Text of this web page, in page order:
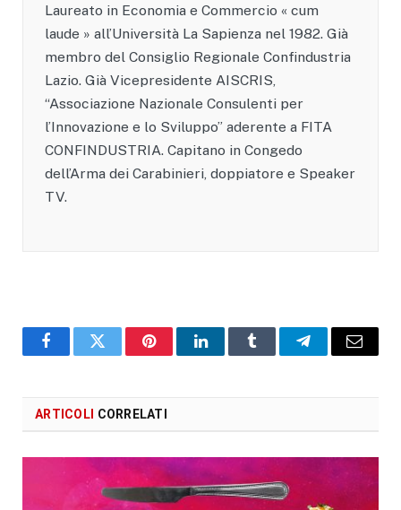
Laureato in Economia e Commercio « cum
laude » all’Università La Sapienza nel 1982. Già
membro del Consiglio Regionale Confindustria
Lazio. Già Vicepresidente AISCRIS,
“Associazione Nazionale Consulenti per
l’Innovazione e lo Sviluppo” aderente a FITA
CONFINDUSTRIA. Capitano in Congedo
dell’Arma dei Carabinieri, doppiatore e Speaker
TV.
Facebook
X PinterestLinkedInTumblr TelegramEmail
ARTICOLI CORRELATI